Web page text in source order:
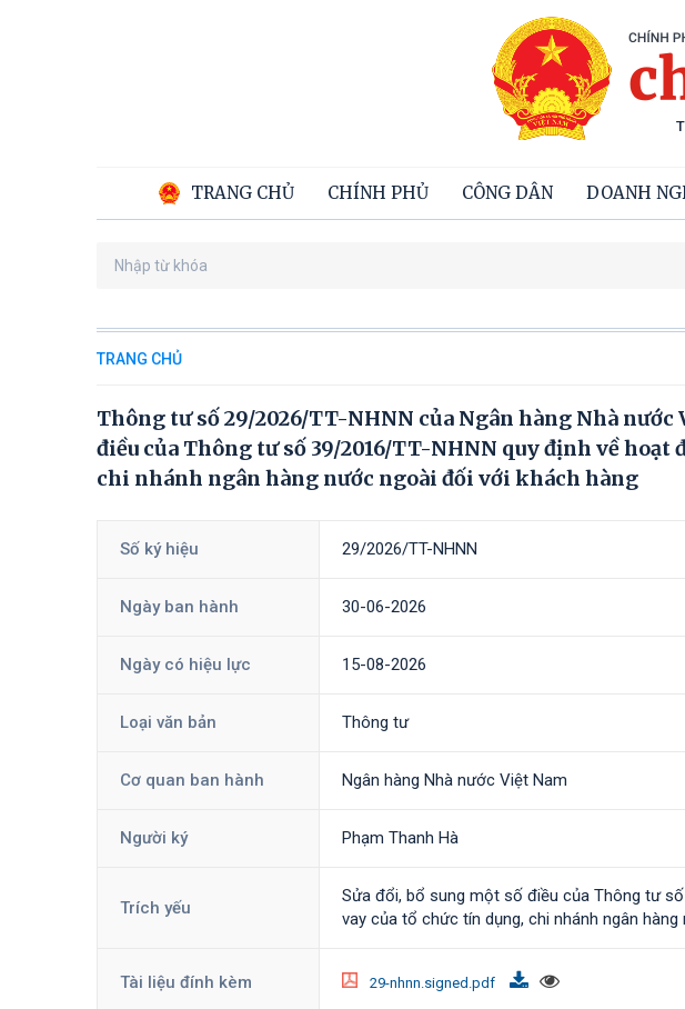
TRANG CHỦ CHÍNH PHỦ CÔNG DÂN DOANH
TRANG CHỦ
Thông tư số 29/2026/TT-NHNN của Ngân hàng Nhà nước
điều của Thông tư số 39/2016/TT-NHNN quy định về
chi nhánh ngân hàng nước ngoài đối với khách hàng
Số ký hiệu 29/2026/TT-NHNN
Ngày ban hành 30-06-2026
Ngày có hiệu lực 15-08-2026
Loại văn bản Thông tư
Cơ quan ban hành Ngân hàng Nhà nước Việt Nam
Người ký Phạm Thanh Hà
Trích yếu
Sửa đổi, bổ sung một số điều của Thông tư
vay của tổ chức tín dụng, chi nhánh ngân
Tài liệu đính kèm 29-nhnn.signed.pdf